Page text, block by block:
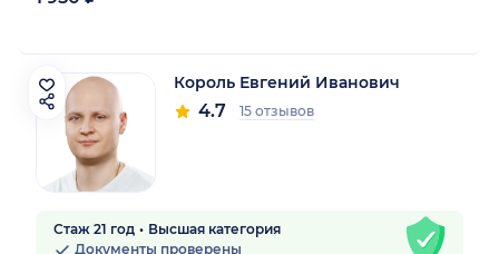
Король Евгений Иванович
4.7 15 отзывов
Стаж 21 год
Высшая категория
Документы проверены